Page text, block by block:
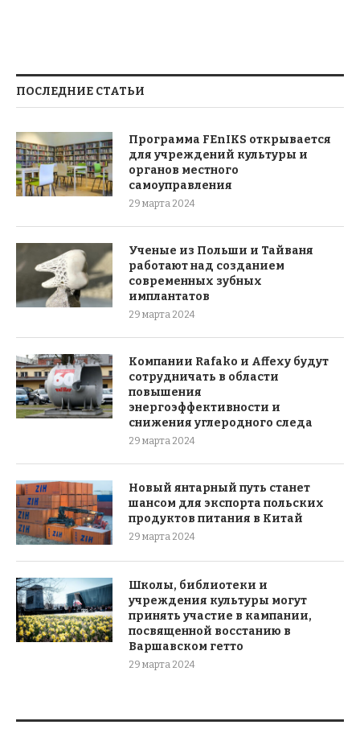
ПОСЛЕДНИЕ СТАТЬИ
Программа FEnIKS открывается
для учреждений культуры и
органов местного
самоуправления
29 марта 2024
Ученые из Польши и Тайваня
работают над созданием
современных зубных
имплантатов
29 марта 2024
Компании Rafako и Affexy будут
сотрудничать в области
повышения
энергоэффективности и
снижения углеродного следа
29 марта 2024
Новый янтарный путь станет
шансом для экспорта польских
продуктов питания в Китай
29 марта 2024
Школы, библиотеки и
учреждения культуры могут
принять участие в кампании,
посвященной восстанию в
Варшавском гетто
29 марта 2024